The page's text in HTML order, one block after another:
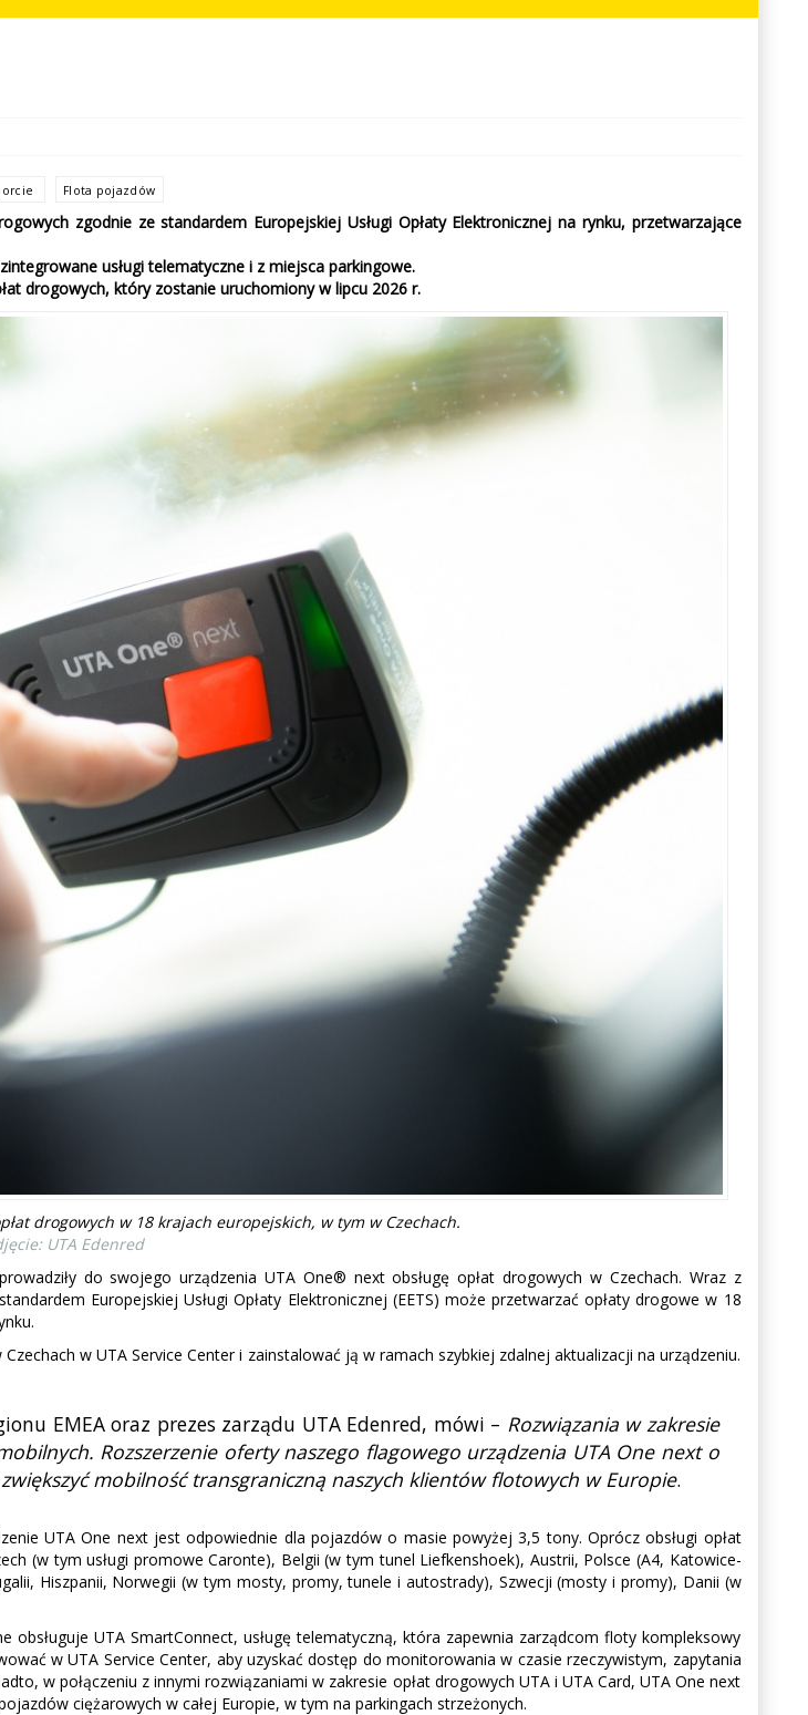
Flota pojazdów
zgodnie ze standardem Europejskiej Usługi Opłaty Elektronicznej na rynku, przetwarzające
usługi telematyczne i z miejsca parkingowe.
drogowych, który zostanie uruchomiony w lipcu 2026 r.
drogowych w 18 krajach europejskich, w tym w Czechach.
UTA Edenred
do swojego urządzenia UTA One® next obsługę opłat drogowych w Czechach. Wraz z
Europejskiej Usługi Opłaty Elektronicznej (EETS) może przetwarzać opłaty drogowe w 18
w UTA Service Center i zainstalować ją w ramach szybkiej zdalnej aktualizacji na urządzeniu.
EMEA oraz prezes zarządu UTA Edenred, mówi – Rozwiązania w zakresie
Rozszerzenie oferty naszego flagowego urządzenia UTA One next o
mobilność transgraniczną naszych klientów flotowych w Europie.
UTA One next jest odpowiednie dla pojazdów o masie powyżej 3,5 tony. Oprócz obsługi opłat
(w tym usługi promowe Caronte), Belgii (w tym tunel Liefkenshoek), Austrii, Polsce (A4, Katowice-
Hiszpanii, Norwegii (w tym mosty, promy, tunele i autostrady), Szwecji (mosty i promy), Danii (w
UTA SmartConnect, usługę telematyczną, która zapewnia zarządcom floty kompleksowy
w UTA Service Center, aby uzyskać dostęp do monitorowania w czasie rzeczywistym, zapytania
w połączeniu z innymi rozwiązaniami w zakresie opłat drogowych UTA i UTA Card, UTA One next
ciężarowych w całej Europie, w tym na parkingach strzeżonych.